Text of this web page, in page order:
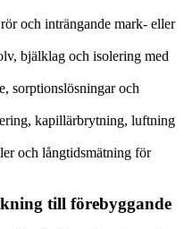
och inträngande mark- eller
bjälklag och isolering med
sorptionslösningar och
kapillärbrytning, luftning
och långtidsmätning för
till förebyggande